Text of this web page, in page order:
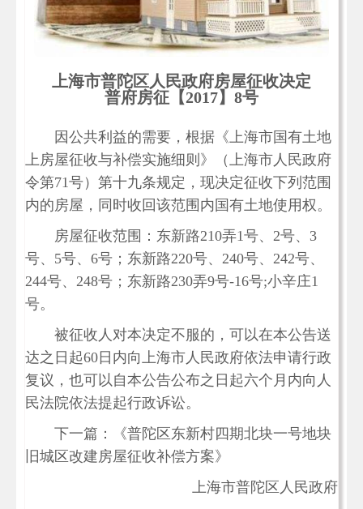
上海市普陀区人民政府房屋征收决定
普府房征【2017】8号
因公共利益的需要，根据《上海市国有土地
上房屋征收与补偿实施细则》（上海市人民政府
令第71号）第十九条规定，现决定征收下列范围
内的房屋，同时收回该范围内国有土地使用权。
房屋征收范围：东新路210弄1号、2号、3
号、5号、6号；东新路220号、240号、242号、
244号、248号；东新路230弄9号-16号;小辛庄1
号。
被征收人对本决定不服的，可以在本公告送
达之日起60日内向上海市人民政府依法申请行政
复议，也可以自本公告公布之日起六个月内向人
民法院依法提起行政诉讼。
下一篇：《普陀区东新村四期北块一号地块
旧城区改建房屋征收补偿方案》
上海市普陀区人民政府